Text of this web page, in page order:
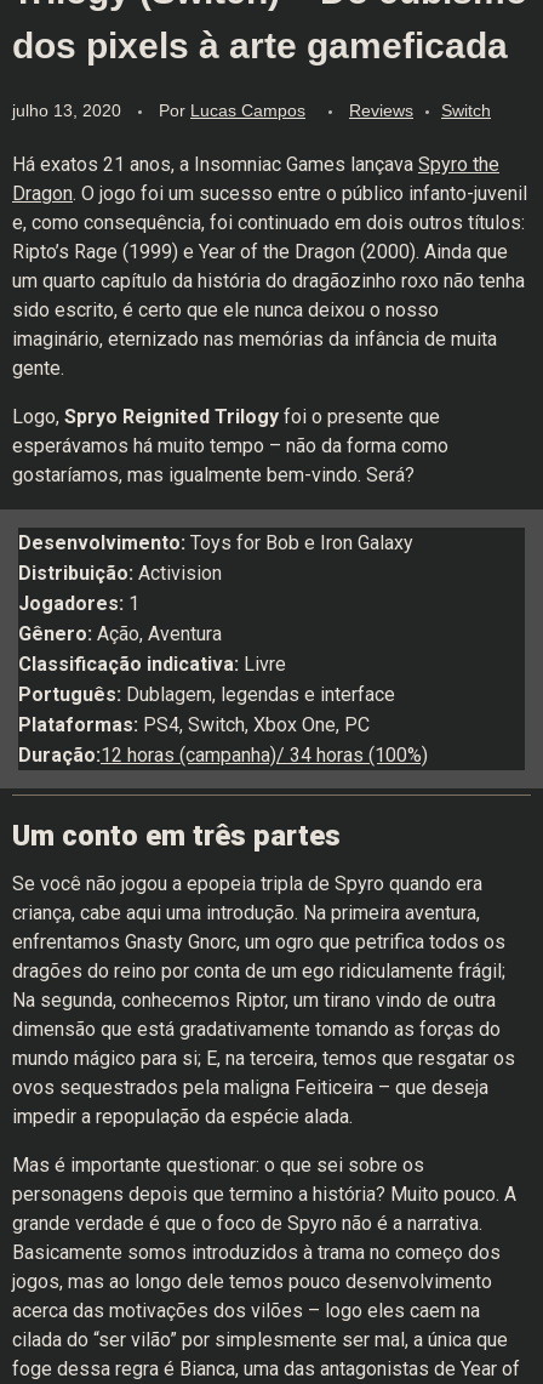
dos pixels à arte gameficada
julho 13, 2020 Por Lucas Campos Reviews Switch
Há exatos 21 anos, a Insomniac Games lançava Spyro the
Dragon. O jogo foi um sucesso entre o público infanto-juvenil
e, como consequência, foi continuado em dois outros títulos:
Ripto’s Rage (1999) e Year of the Dragon (2000). Ainda que
um quarto capítulo da história do dragãozinho roxo não tenha
sido escrito, é certo que ele nunca deixou o nosso
imaginário, eternizado nas memórias da infância de muita
gente.
Logo, Spryo Reignited Trilogy foi o presente que
esperávamos há muito tempo – não da forma como
gostaríamos, mas igualmente bem-vindo. Será?
Desenvolvimento: Toys for Bob e Iron Galaxy
Distribuição: Activision
Jogadores: 1
Gênero: Ação, Aventura
Classificação indicativa: Livre
Português: Dublagem, legendas e interface
Plataformas: PS4, Switch, Xbox One, PC
Duração:12 horas (campanha)/ 34 horas (100%)
Um conto em três partes
Se você não jogou a epopeia tripla de Spyro quando era
criança, cabe aqui uma introdução. Na primeira aventura,
enfrentamos Gnasty Gnorc, um ogro que petrifica todos os
dragões do reino por conta de um ego ridiculamente frágil;
Na segunda, conhecemos Riptor, um tirano vindo de outra
dimensão que está gradativamente tomando as forças do
mundo mágico para si; E, na terceira, temos que resgatar os
ovos sequestrados pela maligna Feiticeira – que deseja
impedir a repopulação da espécie alada.
Mas é importante questionar: o que sei sobre os
personagens depois que termino a história? Muito pouco. A
grande verdade é que o foco de Spyro não é a narrativa.
Basicamente somos introduzidos à trama no começo dos
jogos, mas ao longo dele temos pouco desenvolvimento
acerca das motivações dos vilões – logo eles caem na
cilada do “ser vilão” por simplesmente ser mal, a única que
foge dessa regra é Bianca, uma das antagonistas de Year of